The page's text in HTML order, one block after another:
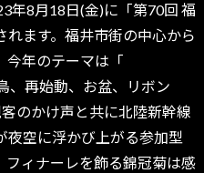
年8月18日(金)に「第70回 福
ます。福井市街の中心から
今年のテーマは「
、再始動、お盆、リボン
のかけ声と共に北陸新幹線
夜空に浮かび上がる参加型
フィナーレを飾る錦冠菊は感